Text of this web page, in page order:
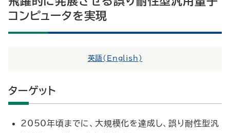
コンピュータを実現
英語( English )
ターゲット
2050年頃までに、大規模化を達成し、誤り耐性型汎